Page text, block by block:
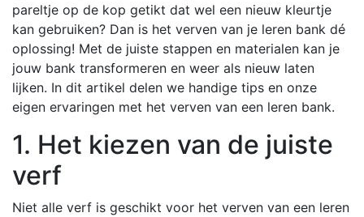
pareltje op de kop getikt dat wel een nieuw kleurtje
kan gebruiken? Dan is het verven van je leren bank dé
oplossing! Met de juiste stappen en materialen kan je
jouw bank transformeren en weer als nieuw laten
lijken. In dit artikel delen we handige tips en onze
eigen ervaringen met het verven van een leren bank.
1. Het kiezen van de juiste
verf
Niet alle verf is geschikt voor het verven van een leren